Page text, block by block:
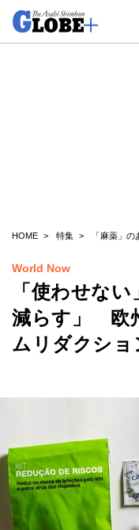
HOME 特集 「麻薬」
World Now
「使わせな
減らす」 欧
ムリダクショ